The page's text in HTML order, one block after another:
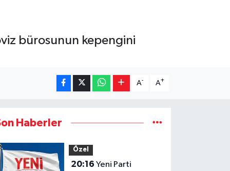
bürosunun kepengini
A- A+
Haberler
Özel
20:16